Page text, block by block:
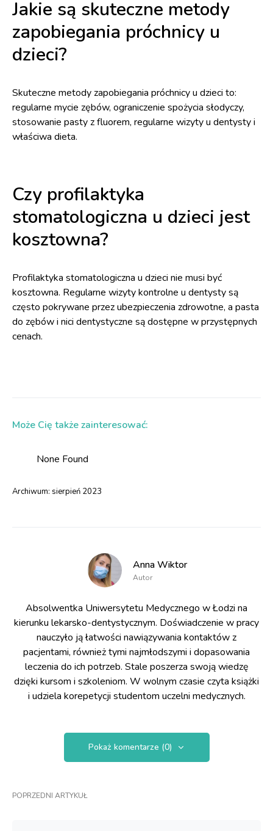
Jakie są skuteczne metody
zapobiegania próchnicy u
dzieci?
Skuteczne metody zapobiegania próchnicy u dzieci to:
regularne mycie zębów, ograniczenie spożycia słodyczy,
stosowanie pasty z fluorem, regularne wizyty u dentysty i
właściwa dieta.
Czy profilaktyka
stomatologiczna u dzieci jest
kosztowna?
Profilaktyka stomatologiczna u dzieci nie musi być
kosztowna. Regularne wizyty kontrolne u dentysty są
często pokrywane przez ubezpieczenia zdrowotne, a pasta
do zębów i nici dentystyczne są dostępne w przystępnych
cenach.
Może Cię także zainteresować:
None Found
Archiwum: sierpień 2023
Anna Wiktor
Autor
Absolwentka Uniwersytetu Medycznego w Łodzi na
kierunku lekarsko-dentystycznym. Doświadczenie w pracy
nauczyło ją łatwości nawiązywania kontaktów z
pacjentami, również tymi najmłodszymi i dopasowania
leczenia do ich potrzeb. Stale poszerza swoją wiedzę
dzięki kursom i szkoleniom. W wolnym czasie czyta książki
i udziela korepetycji studentom uczelni medycznych.
Pokaż komentarze (0)
POPRZEDNI ARTYKUŁ